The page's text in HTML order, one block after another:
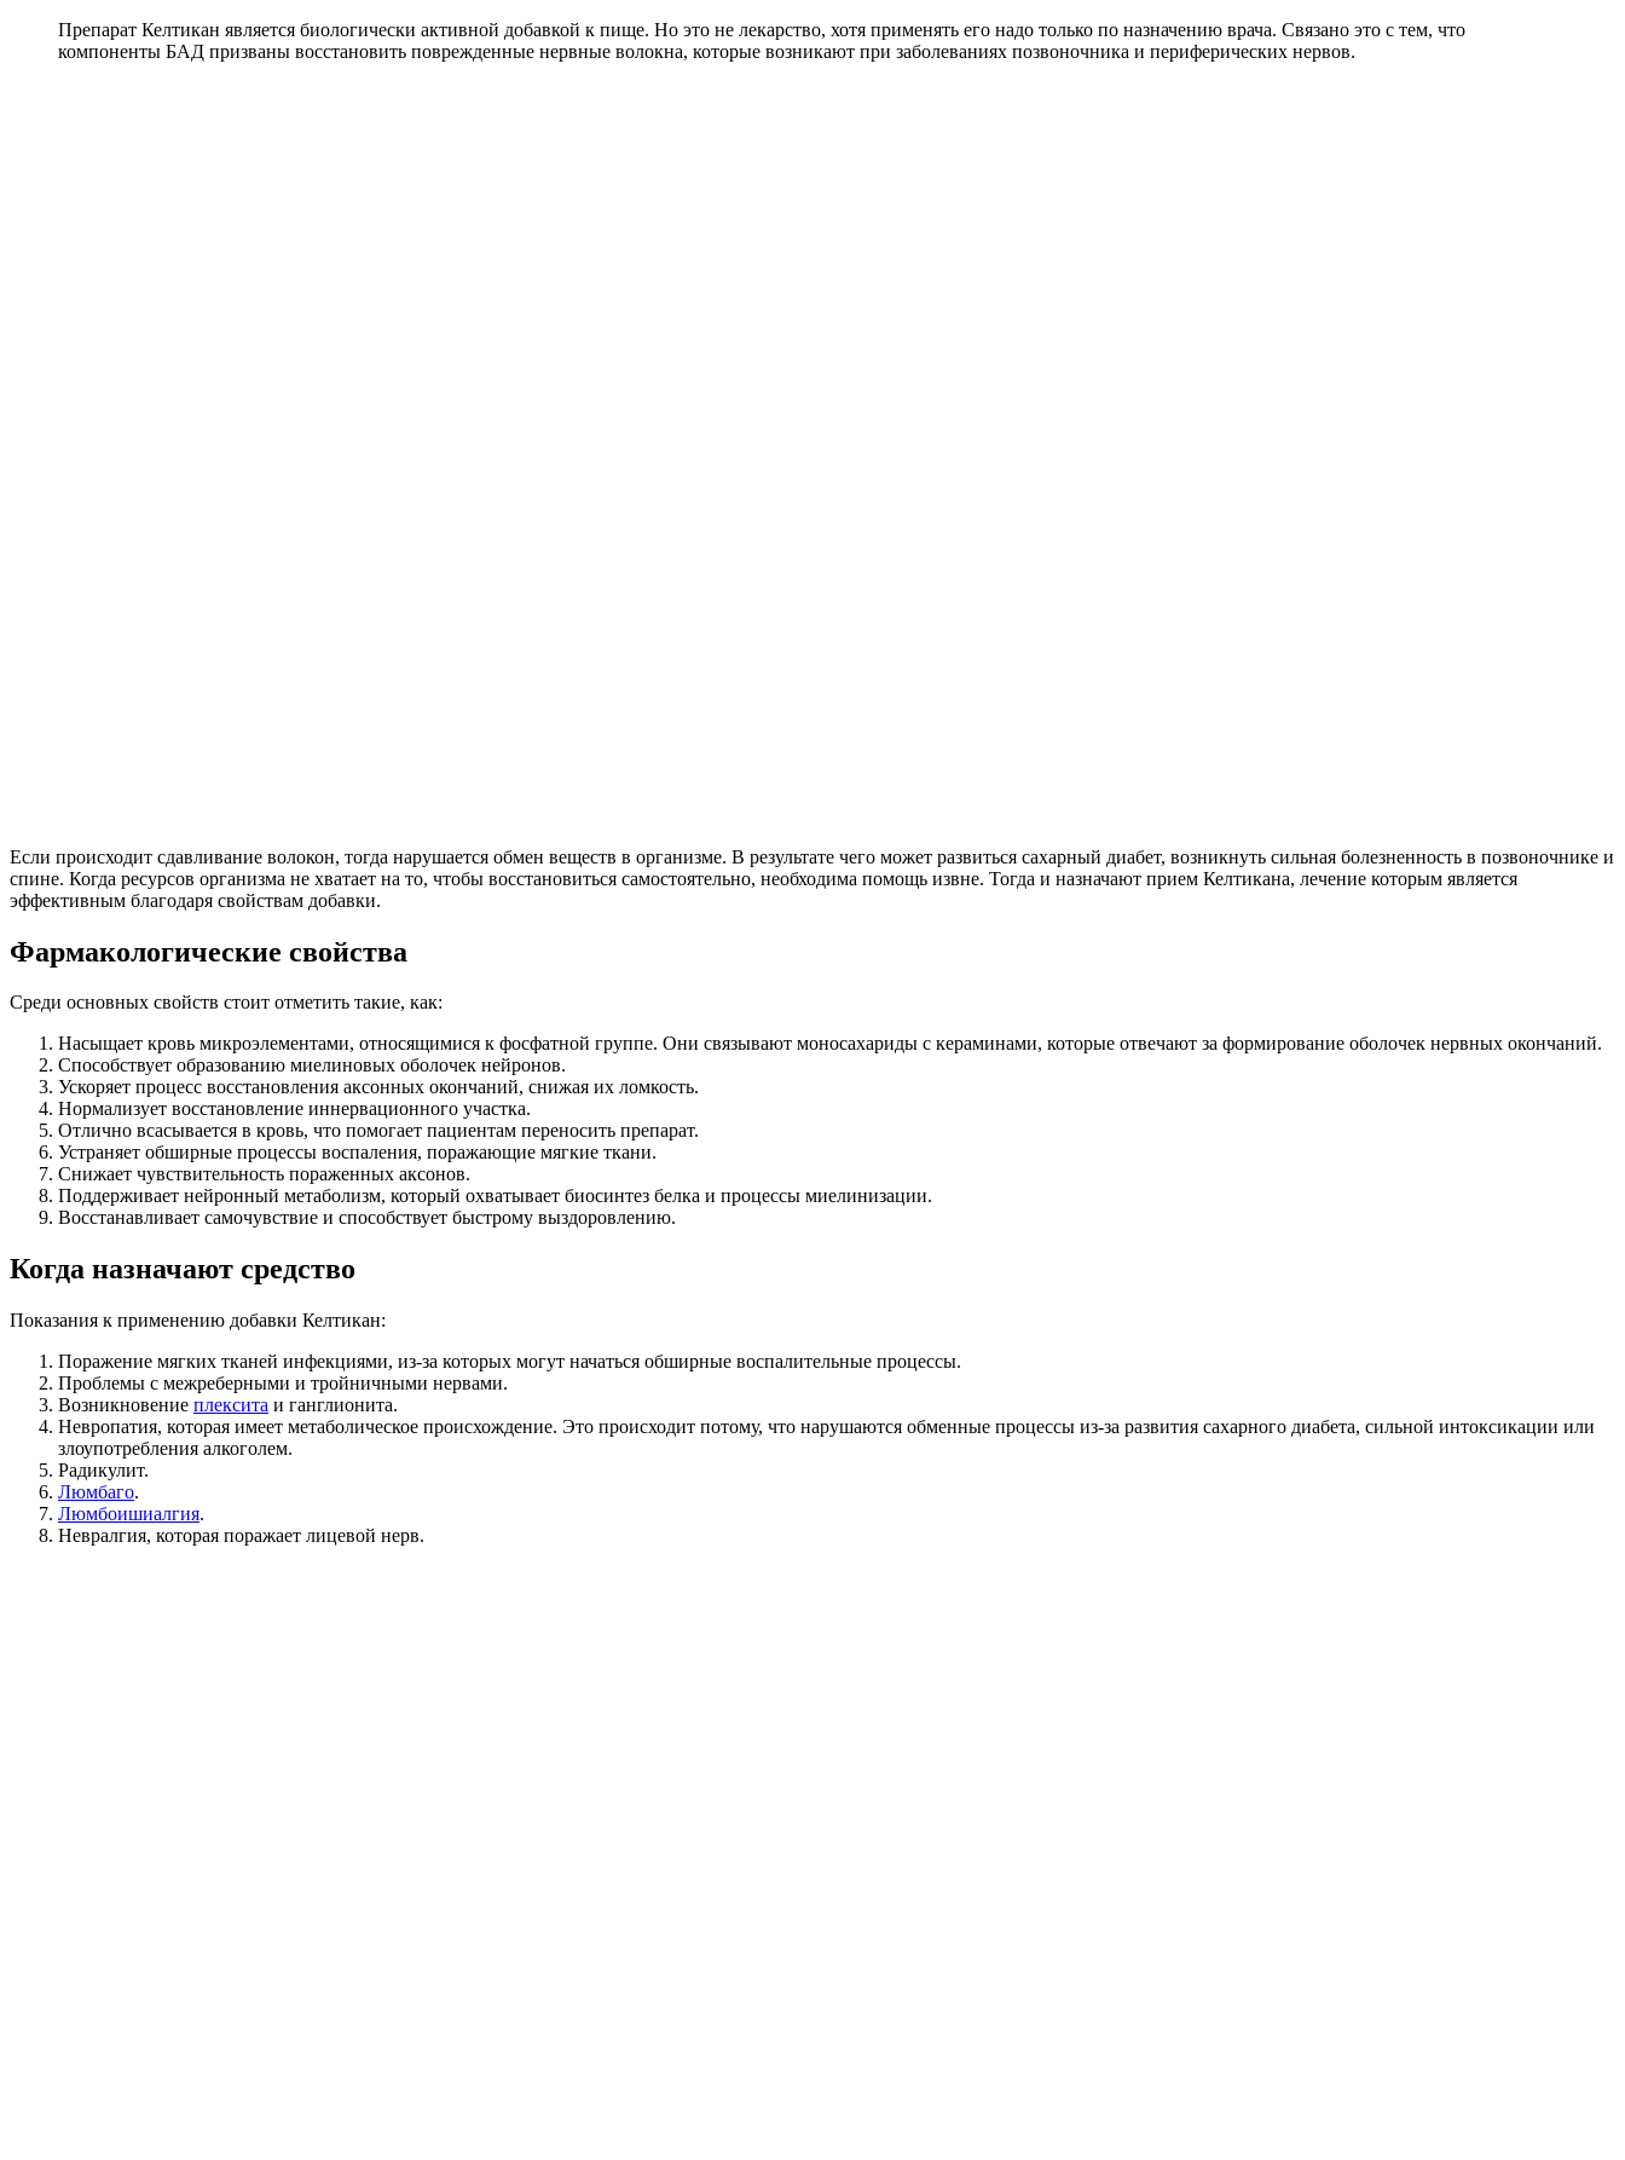
Препарат Келтикан является биологически активной добавкой к пище. Но это не лекарство, хотя применять его надо только по назначению врача. Связано это с тем, что
компоненты БАД призваны восстановить поврежденные нервные волокна, которые возникают при заболеваниях позвоночника и периферических нервов.
Если происходит сдавливание волокон, тогда нарушается обмен веществ в организме. В результате чего может развиться сахарный диабет, возникнуть сильная болезненность в позвоночнике и
спине. Когда ресурсов организма не хватает на то, чтобы восстановиться самостоятельно, необходима помощь извне. Тогда и назначают прием Келтикана, лечение которым является
эффективным благодаря свойствам добавки.
Фармакологические свойства
Среди основных свойств стоит отметить такие, как:
Насыщает кровь микроэлементами, относящимися к фосфатной группе. Они связывают моносахариды с кераминами, которые отвечают за формирование оболочек нервных окончаний.
Способствует образованию миелиновых оболочек нейронов.
Ускоряет процесс восстановления аксонных окончаний, снижая их ломкость.
Нормализует восстановление иннервационного участка.
Отлично всасывается в кровь, что помогает пациентам переносить препарат.
Устраняет обширные процессы воспаления, поражающие мягкие ткани.
Снижает чувствительность пораженных аксонов.
Поддерживает нейронный метаболизм, который охватывает биосинтез белка и процессы миелинизации.
Восстанавливает самочувствие и способствует быстрому выздоровлению.
Когда назначают средство
Показания к применению добавки Келтикан:
Поражение мягких тканей инфекциями, из-за которых могут начаться обширные воспалительные процессы.
Проблемы с межреберными и тройничными нервами.
Возникновение плексита и ганглионита.
Невропатия, которая имеет метаболическое происхождение. Это происходит потому, что нарушаются обменные процессы из-за развития сахарного диабета, сильной интоксикации или
злоупотребления алкоголем.
Радикулит.
Люмбаго.
Люмбоишиалгия.
Невралгия, которая поражает лицевой нерв.